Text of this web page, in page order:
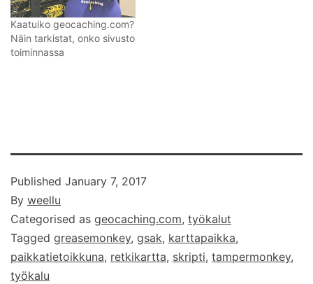
Kaatuiko geocaching.com?
Näin tarkistat, onko sivusto
toiminnassa
Published January 7, 2017
By weellu
Categorised as geocaching.com, työkalut
Tagged greasemonkey, gsak, karttapaikka,
paikkatietoikkuna, retkikartta, skripti, tampermonkey,
työkalu